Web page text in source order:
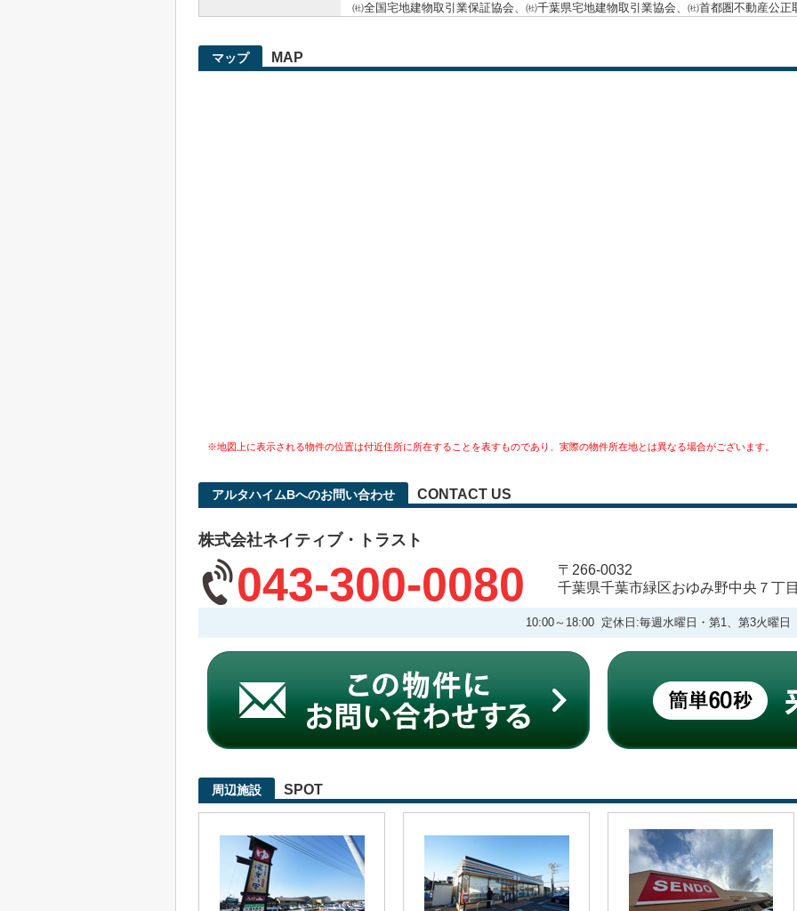
㈳全国宅地建物取引業保証協会、㈳千葉県宅地建物取引業協会、㈳首都圏不動産公正
マップ MAP
※地図上に表示される物件の位置は付近住所に所在することを表すものであり、実際の物件所在地とは異なる場合がございます。
アルタハイムBへのお問い合わせ CONTACT US
株式会社ネイティブ・トラスト
043-300-0080
〒266-0032
千葉県千葉市緑区おゆみ野中央７丁
10:00～18:00 定休日:毎週水曜日・第1、第3火曜
周辺施設 SPOT